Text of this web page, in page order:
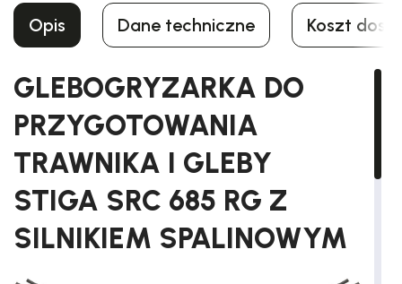
Opis Dane techniczne Koszt
GLEBOGRYZARKA DO
PRZYGOTOWANIA
TRAWNIKA I GLEBY
STIGA SRC 685 RG Z
SILNIKIEM SPALINOWYM